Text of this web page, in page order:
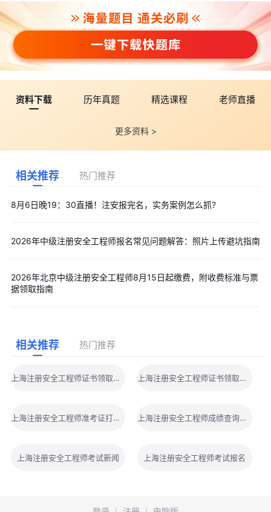
资料下载 历年真题 精选课程 老师直播
更多资料 >
相关推荐 热门推荐
8月6日晚19：30直播！注安报完名，实务案例怎么抓?
2026年中级注册安全工程师报名常见问题解答：照片上传避坑指南
2026年北京中级注册安全工程师8月15日起缴费，附收费标准与票
据领取指南
相关推荐 热门推荐
上海注册安全工程师证书领取时间 上海注册安全工程师证书领取地点
上海注册安全工程师准考证打印地点 上海注册安全工程师成绩查询地址
上海注册安全工程师考试新闻 上海注册安全工程师考试报名